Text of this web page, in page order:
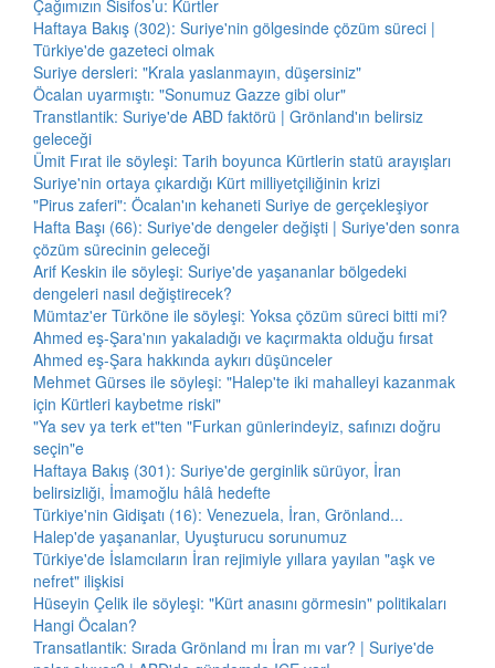
Çağımızın Sisifos’u: Kürtler
Haftaya Bakış (302): Suriye'nin gölgesinde çözüm süreci |
Türkiye'de gazeteci olmak
Suriye dersleri: "Krala yaslanmayın, düşersiniz"
Öcalan uyarmıştı: "Sonumuz Gazze gibi olur"
Transtlantik: Suriye'de ABD faktörü | Grönland'ın belirsiz
geleceği
Ümit Fırat ile söyleşi: Tarih boyunca Kürtlerin statü arayışları
Suriye'nin ortaya çıkardığı Kürt milliyetçiliğinin krizi
"Pirus zaferi": Öcalan'ın kehaneti Suriye de gerçekleşiyor
Hafta Başı (66): Suriye'de dengeler değişti | Suriye'den sonra
çözüm sürecinin geleceği
Arif Keskin ile söyleşi: Suriye'de yaşananlar bölgedeki
dengeleri nasıl değiştirecek?
Mümtaz'er Türköne ile söyleşi: Yoksa çözüm süreci bitti mi?
Ahmed eş-Şara'nın yakaladığı ve kaçırmakta olduğu fırsat
Ahmed eş-Şara hakkında aykırı düşünceler
Mehmet Gürses ile söyleşi: "Halep'te iki mahalleyi kazanmak
için Kürtleri kaybetme riski"
"Ya sev ya terk et"ten "Furkan günlerindeyiz, safınızı doğru
seçin"e
Haftaya Bakış (301): Suriye'de gerginlik sürüyor, İran
belirsizliği, İmamoğlu hâlâ hedefte
Türkiye'nin Gidişatı (16): Venezuela, İran, Grönland...
Halep'de yaşananlar, Uyuşturucu sorunumuz
Türkiye'de İslamcıların İran rejimiyle yıllara yayılan "aşk ve
nefret" ilişkisi
Hüseyin Çelik ile söyleşi: "Kürt anasını görmesin" politikaları
Hangi Öcalan?
Transatlantik: Sırada Grönland mı İran mı var? | Suriye'de